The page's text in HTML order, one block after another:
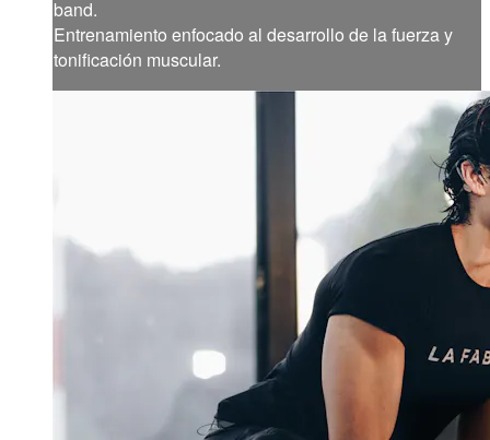
band.
Entrenamiento enfocado al desarrollo de la fuerza y
tonificación muscular.